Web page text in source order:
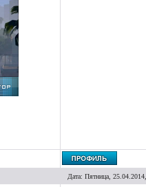
Дата: Пятница,